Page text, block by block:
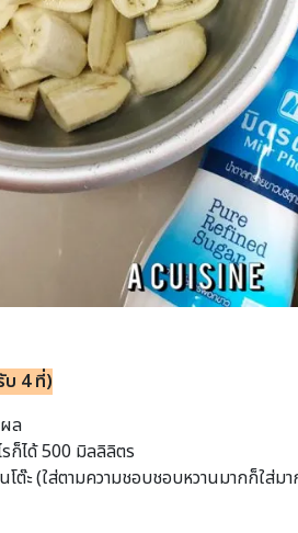
บ 4ที่)
ล
ก็ได้ 500 มิลลิลิตร
โต๊ะ (ใส่ตามความชอบชอบหวานมากก็ใส่